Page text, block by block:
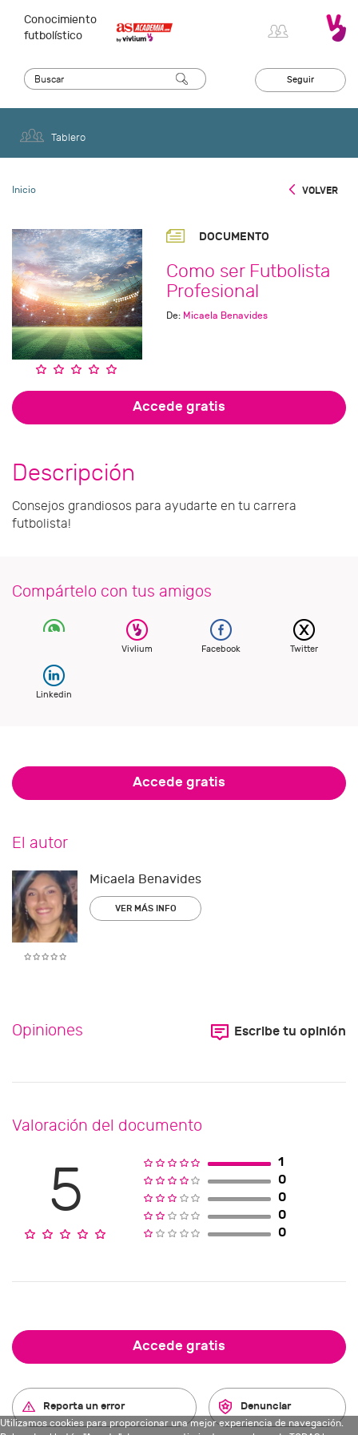
Conocimiento
futbolístico
Seguir
Tablero
Inicio VOLVER
DOCUMENTO
Como ser Futbolista
Profesional
De: Micaela Benavides
Accede gratis
Descripción
Consejos grandiosos para ayudarte en tu carrera
futbolista!
Compártelo con tus amigos
Vivlium Facebook Twitter
Linkedin
Accede gratis
El autor
Micaela Benavides
VER MÁS INFO
Opiniones Escribe tu opinión
Valoración del documento
5
1
0
0
0
0
Accede gratis
Reporta un error Denunciar
Utilizamos cookies para proporcionar una mejor experiencia de navegación.